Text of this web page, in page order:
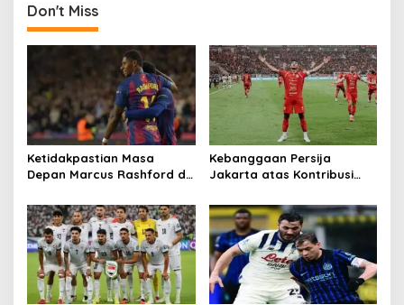
Don't Miss
Ketidakpastian Masa
Depan Marcus Rashford di
Kebanggaan Persija
Jakarta atas Kontribusi